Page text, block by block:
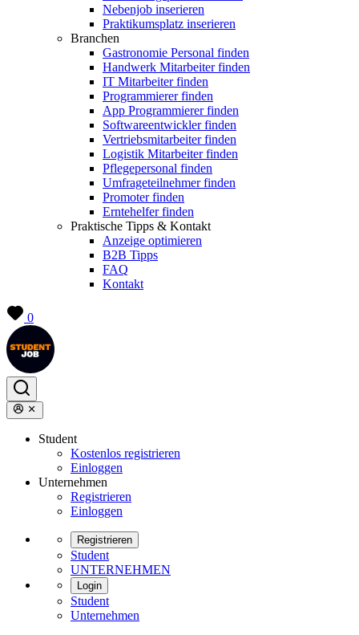
Nebenjob inserieren
Praktikumsplatz inserieren
Branchen
Gastronomie Personal finden
Handwerk Mitarbeiter finden
IT Mitarbeiter finden
Programmierer finden
App Programmierer finden
Softwareentwickler finden
Vertriebsmitarbeiter finden
Logistik Mitarbeiter finden
Pflegepersonal finden
Umfrageteilnehmer finden
Promoter finden
Erntehelfer finden
Praktische Tipps & Kontakt
Anzeige optimieren
B2B Tipps
FAQ
Kontakt
0
Student
Kostenlos registrieren
Einloggen
Unternehmen
Registrieren
Einloggen
Registrieren
Student
UNTERNEHMEN
Login
Student
Unternehmen